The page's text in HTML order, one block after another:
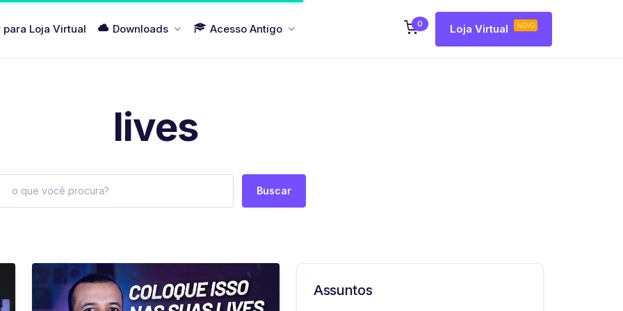
para Loja Virtual Downloads Acesso Antigo 0 Loja Virtual NOVO
lives
Buscar
Assuntos